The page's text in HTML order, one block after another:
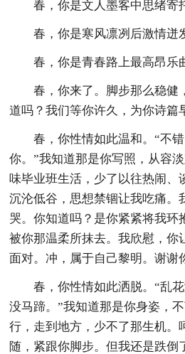
春，你是文人墨客中思绪寄
春，你是寒风凛冽后激情迸
春，你是青春路上最高昂乐
春，你来了。脚步那么稳健
道吗？我们等你许久，为你诗篇
春，你性情如此温和。“不
你。”我知道那是你写照，从容
味毕业班生活，少了以往热闹、
沉沦低谷，思想禁锢让我吃痛。
哭。你知道吗？是你紧紧将我环
被你那温柔所抹去。我欣慰，你
面对。冲，属于自己黎明。谢谢
春，你性情如此洒脱。“乱
没马蹄。”我知道那是你身姿，
行，走到地方，少不了那生机。
随，紧跟你脚步。但我还是跌倒